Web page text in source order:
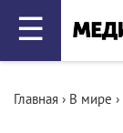
☰
Главная › В мире ›